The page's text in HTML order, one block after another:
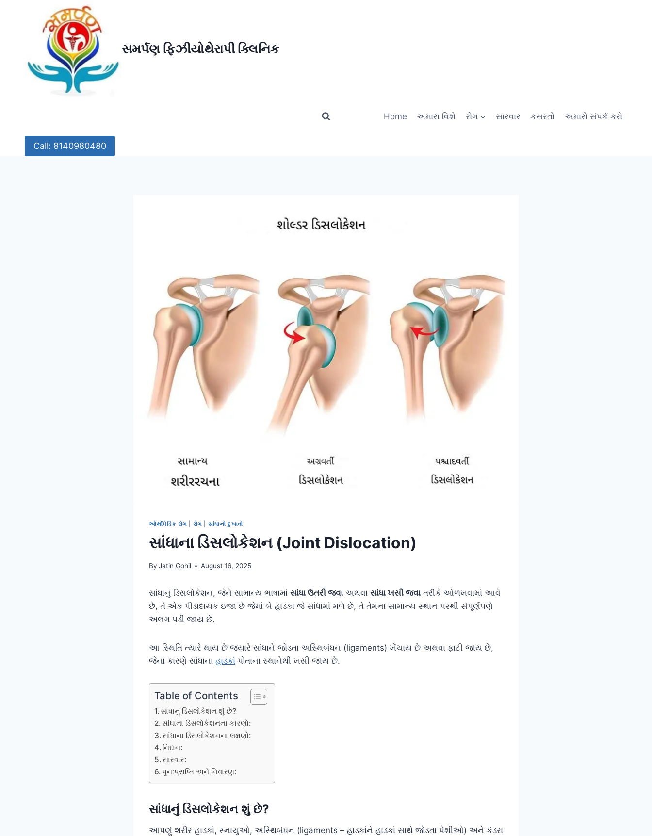
સમર્પણ ફિઝીયોથેરાપી ક્લિનિક
Home અમારા વિશે રોગ સારવાર કસરતો અમારો સંપર્ક કરો
Call: 8140980480
ઓર્થોપેડિક રોગ રોગ સાંધાનો દુખાવો
સાંધાના ડિસલોકેશન (Joint Dislocation)
By Jatin Gohil August 16, 2025
સાંધાનું ડિસલોકેશન, જેને સામાન્ય ભાષામાં સાંધા ઉતરી જવાઅથવા સાંધા ખસી જવાતરીકે ઓળખવામાં આવે
છે, તે એક પીડાદાયક ઇજા છે જેમાં બે હાડકાં જે સાંધામાં મળે છે, તે તેમના સામાન્ય સ્થાન પરથી સંપૂર્ણપણે
અલગ પડી જાય છે.
આ સ્થિતિ ત્યારે થાય છે જ્યારે સાંધાને જોડતા અસ્થિબંધન (ligaments) ખેંચાય છે અથવા ફાટી જાય છે,
જેના કારણે સાંધાના હાડકાં પોતાના સ્થાનેથી ખસી જાય છે.
Table of Contents
સાંધાનું ડિસલોકેશન શું છે?
સાંધાના ડિસલોકેશનના કારણો:
સાંધાના ડિસલોકેશનના લક્ષણો:
નિદાન:
સારવાર:
પુનઃપ્રાપ્તિ અને નિવારણ:
સાંધાનું ડિસલોકેશન શું છે?
આપણું શરીર હાડકાં, સ્નાયુઓ, અસ્થિબંધન (ligaments – હાડકાંને હાડકાં સાથે જોડતા પેશીઓ) અને કંડરા